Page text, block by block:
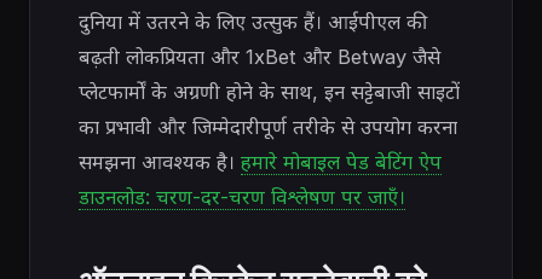
दुनिया में उतरने के लिए उत्सुक हैं। आईपीएल की
बढ़ती लोकप्रियता और 1xBet और Betway जैसे
प्लेटफार्मों के अग्रणी होने के साथ, इन सट्टेबाजी साइटों
का प्रभावी और जिम्मेदारीपूर्ण तरीके से उपयोग करना
समझना आवश्यक है। हमारे मोबाइल पेड बेटिंग ऐप
डाउनलोड: चरण-दर-चरण विश्लेषण पर जाएँ।